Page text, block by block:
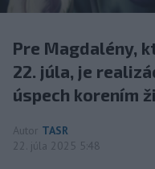
Pre Magdalény,
22. júla, je
úspech korením
Autor TASR
22. júla 2025 5:48